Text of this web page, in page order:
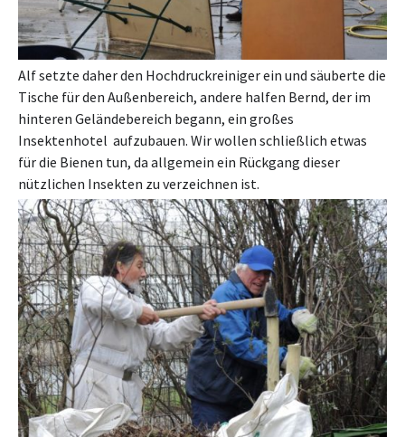
Alf setzte daher den Hochdruckreiniger ein und säuberte die
Tische für den Außenbereich, andere halfen Bernd, der im
hinteren Geländebereich begann, ein großes
Insektenhotel aufzubauen. Wir wollen schließlich etwas
für die Bienen tun, da allgemein ein Rückgang dieser
nützlichen Insekten zu verzeichnen ist.